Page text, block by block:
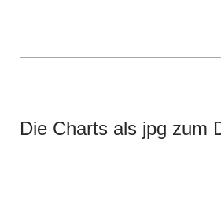
Die Charts als jpg zum